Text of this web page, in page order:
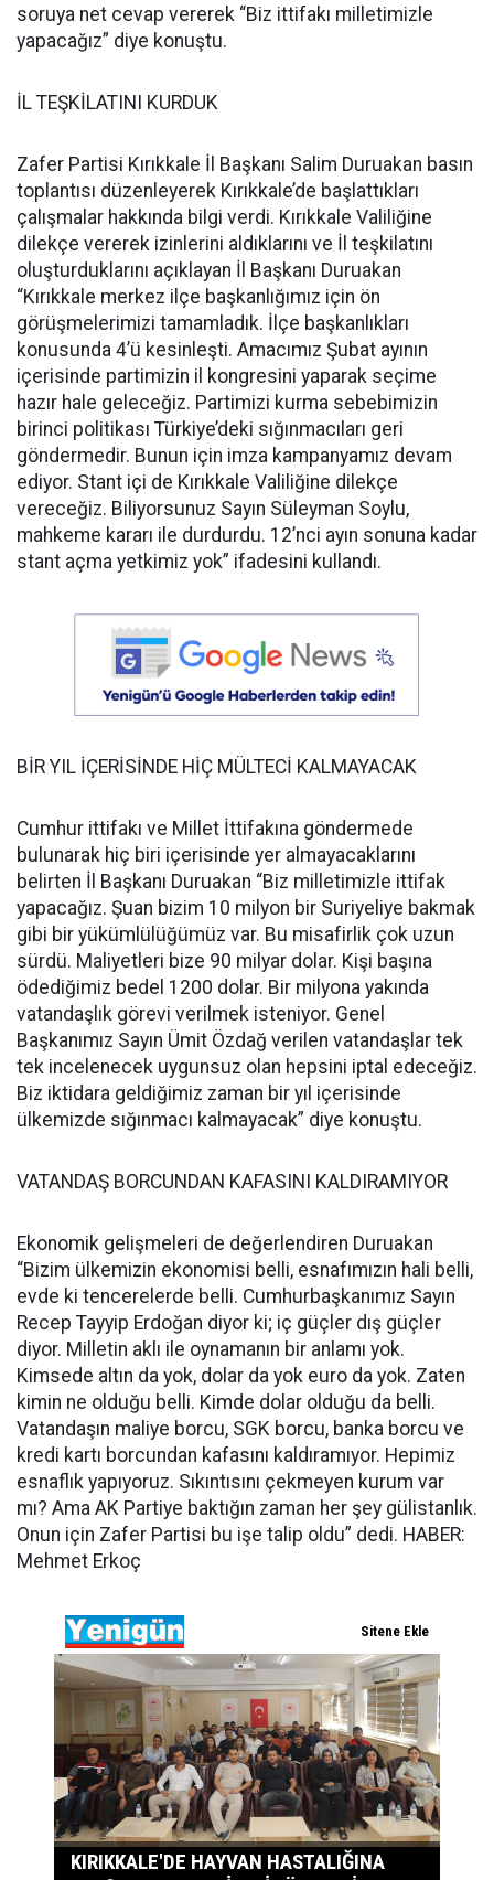
soruya net cevap vererek “Biz ittifakı milletimizle
yapacağız” diye konuştu.
İL TEŞKİLATINI KURDUK
Zafer Partisi Kırıkkale İl Başkanı Salim Duruakan basın
toplantısı düzenleyerek Kırıkkale’de başlattıkları
çalışmalar hakkında bilgi verdi. Kırıkkale Valiliğine
dilekçe vererek izinlerini aldıklarını ve İl teşkilatını
oluşturduklarını açıklayan İl Başkanı Duruakan
“Kırıkkale merkez ilçe başkanlığımız için ön
görüşmelerimizi tamamladık. İlçe başkanlıkları
konusunda 4’ü kesinleşti. Amacımız Şubat ayının
içerisinde partimizin il kongresini yaparak seçime
hazır hale geleceğiz. Partimizi kurma sebebimizin
birinci politikası Türkiye’deki sığınmacıları geri
göndermedir. Bunun için imza kampanyamız devam
ediyor. Stant içi de Kırıkkale Valiliğine dilekçe
vereceğiz. Biliyorsunuz Sayın Süleyman Soylu,
mahkeme kararı ile durdurdu. 12’nci ayın sonuna kadar
stant açma yetkimiz yok” ifadesini kullandı.
BİR YIL İÇERİSİNDE HİÇ MÜLTECİ KALMAYACAK
Cumhur ittifakı ve Millet İttifakına göndermede
bulunarak hiç biri içerisinde yer almayacaklarını
belirten İl Başkanı Duruakan “Biz milletimizle ittifak
yapacağız. Şuan bizim 10 milyon bir Suriyeliye bakmak
gibi bir yükümlülüğümüz var. Bu misafirlik çok uzun
sürdü. Maliyetleri bize 90 milyar dolar. Kişi başına
ödediğimiz bedel 1200 dolar. Bir milyona yakında
vatandaşlık görevi verilmek isteniyor. Genel
Başkanımız Sayın Ümit Özdağ verilen vatandaşlar tek
tek incelenecek uygunsuz olan hepsini iptal edeceğiz.
Biz iktidara geldiğimiz zaman bir yıl içerisinde
ülkemizde sığınmacı kalmayacak” diye konuştu.
VATANDAŞ BORCUNDAN KAFASINI KALDIRAMIYOR
Ekonomik gelişmeleri de değerlendiren Duruakan
“Bizim ülkemizin ekonomisi belli, esnafımızın hali belli,
evde ki tencerelerde belli. Cumhurbaşkanımız Sayın
Recep Tayyip Erdoğan diyor ki; iç güçler dış güçler
diyor. Milletin aklı ile oynamanın bir anlamı yok.
Kimsede altın da yok, dolar da yok euro da yok. Zaten
kimin ne olduğu belli. Kimde dolar olduğu da belli.
Vatandaşın maliye borcu, SGK borcu, banka borcu ve
kredi kartı borcundan kafasını kaldıramıyor. Hepimiz
esnaflık yapıyoruz. Sıkıntısını çekmeyen kurum var
mı? Ama AK Partiye baktığın zaman her şey gülistanlık.
Onun için Zafer Partisi bu işe talip oldu” dedi. HABER:
Mehmet Erkoç